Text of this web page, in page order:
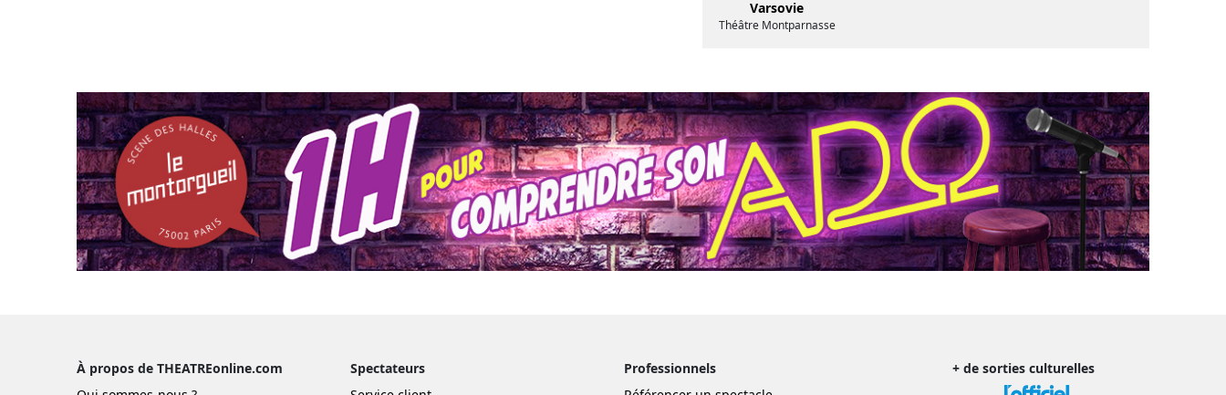
Varsovie
Théâtre Montparnasse
À propos de THEATREonline.com
Spectateurs
Professionnels
+ de sorties culturelles